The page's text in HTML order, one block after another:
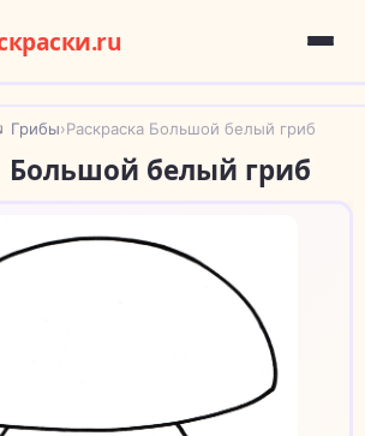
Грибы›Раскраска Большой белый гриб
Большой белый гриб